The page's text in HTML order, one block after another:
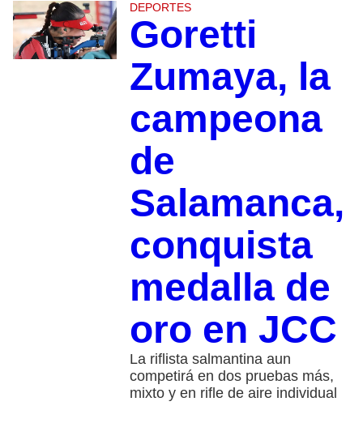
DEPORTES
Goretti
Zumaya, la
campeona
de
Salamanca,
conquista
medalla de
oro en JCC
La riflista salmantina aun
competirá en dos pruebas más,
mixto y en rifle de aire individual